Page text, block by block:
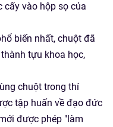
cấy vào hộp sọ của
biến nhất, chuột đã
tựu khoa học,
chuột trong thí
tập huấn về đạo đức
được phép "làm